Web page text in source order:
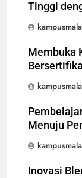
Tinggi
Membuka
Menuju
Inovasi